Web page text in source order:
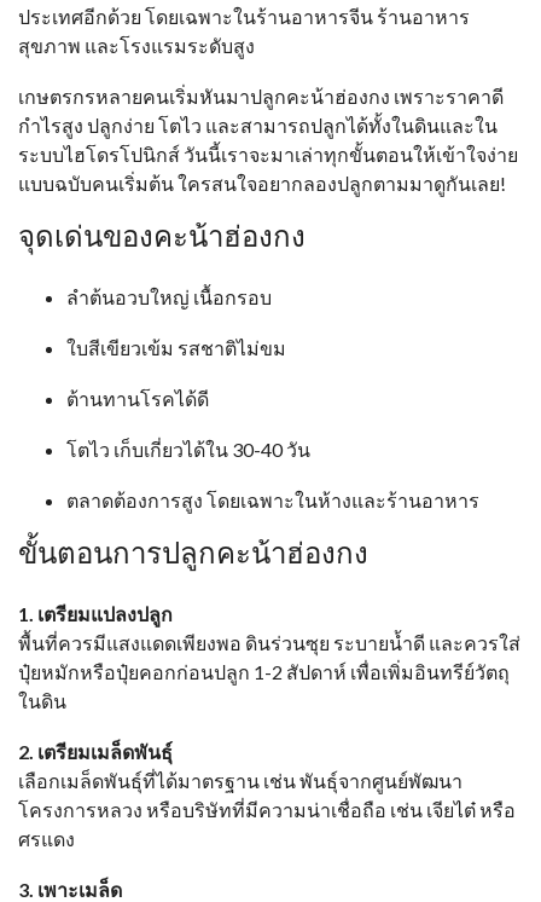
ประเทศอีกด้วย โดยเฉพาะในร้านอาหารจีน ร้านอาหาร
สุขภาพ และโรงแรมระดับสูง
เกษตรกรหลายคนเริ่มหันมาปลูกคะน้าฮ่องกง เพราะราคาดี
กำไรสูง ปลูกง่าย โตไว และสามารถปลูกได้ทั้งในดินและใน
ระบบไฮโดรโปนิกส์ วันนี้เราจะมาเล่าทุกขั้นตอนให้เข้าใจง่าย
แบบฉบับคนเริ่มต้น ใครสนใจอยากลองปลูกตามมาดูกันเลย!
จุดเด่นของคะน้าฮ่องกง
ลำต้นอวบใหญ่ เนื้อกรอบ
ใบสีเขียวเข้ม รสชาติไม่ขม
ต้านทานโรคได้ดี
โตไว เก็บเกี่ยวได้ใน 30-40 วัน
ตลาดต้องการสูง โดยเฉพาะในห้างและร้านอาหาร
ขั้นตอนการปลูกคะน้าฮ่องกง
1. เตรียมแปลงปลูก
พื้นที่ควรมีแสงแดดเพียงพอ ดินร่วนซุย ระบายน้ำดี และควรใส่
ปุ๋ยหมักหรือปุ๋ยคอกก่อนปลูก 1-2 สัปดาห์ เพื่อเพิ่มอินทรีย์วัตถุ
ในดิน
2. เตรียมเมล็ดพันธุ์
เลือกเมล็ดพันธุ์ที่ได้มาตรฐาน เช่น พันธุ์จากศูนย์พัฒนา
โครงการหลวง หรือบริษัทที่มีความน่าเชื่อถือ เช่น เจียไต๋ หรือ
ศรแดง
3. เพาะเมล็ด